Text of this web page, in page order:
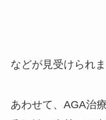
などが見受けられま
あわせて、AGA治